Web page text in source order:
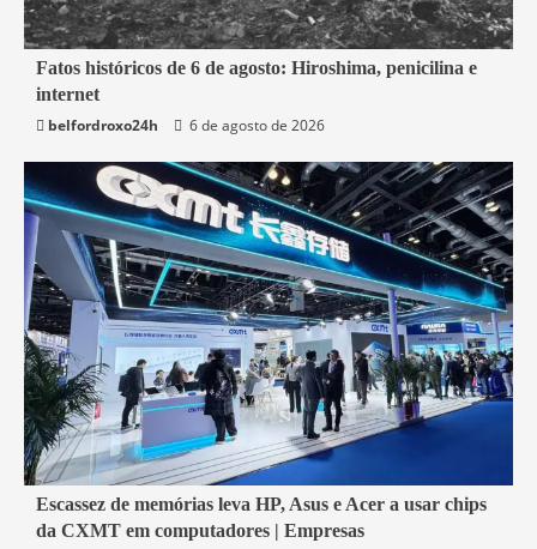
2 min read
Mundo
Fatos históricos de 6 de agosto: Hiroshima, penicilina e
internet
belfordroxo24h
6 de agosto de 2026
5 min read
Economia
Escassez de memórias leva HP, Asus e Acer a usar chips
da CXMT em computadores | Empresas